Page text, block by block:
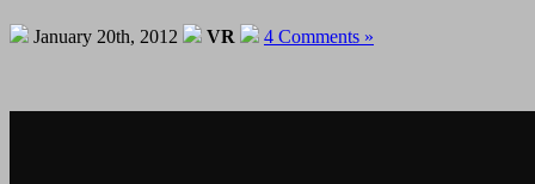
January 20th, 2012 VR 4 Comments »